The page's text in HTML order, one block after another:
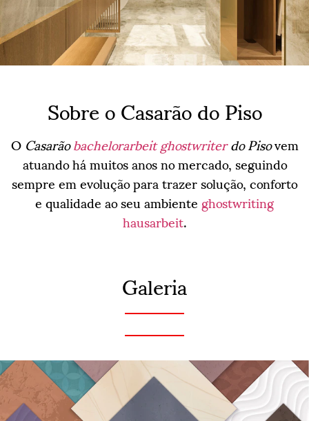
Sobre o Casarão do Piso
OCasarãobachelorarbeit ghostwriterdo Pisovem
atuando há muitos anos no mercado, seguindo
sempre em evolução para trazer solução, conforto
e qualidade ao seu ambienteghostwriting
hausarbeit.
Galeria